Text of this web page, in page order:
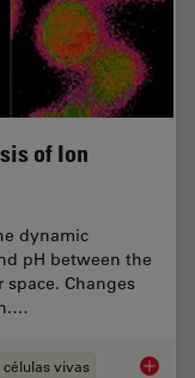
of Ion
dynamic
pH between the
Changes
células vivas